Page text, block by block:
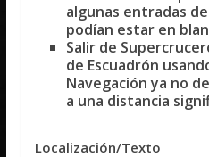
algunas entradas
podían estar en
Salir de
de Escuadrón
Navegación ya no
a una distancia
Localización/Texto